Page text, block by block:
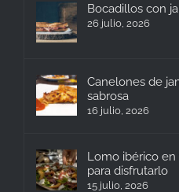
Bocadillos con
26 julio, 2026
Canelones de
sabrosa
16 julio, 2026
Lomo ibérico en
para disfrutarlo
15 julio, 2026